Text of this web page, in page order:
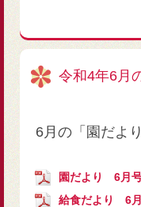
令和4年6月
6月の「園だよ
園だより 6月
給食だより 6